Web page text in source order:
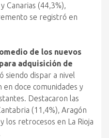
Canarias (44,3%),
se registró en
de los nuevos
adquisición de
siendo dispar a nivel
doce comunidades y
Destacaron las
(11,4%), Aragón
los retrocesos en La Rioja